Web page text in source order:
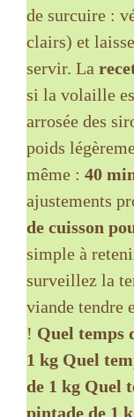
de surcuire :
clairs) et
servir. La
si la volaille
arrosée des
poids
même : 40
ajustements
de cuisson
simple à
surveillez la
viande tendre
! Quel temps
1 kg Quel
de 1 kg Quel
pintade de 1